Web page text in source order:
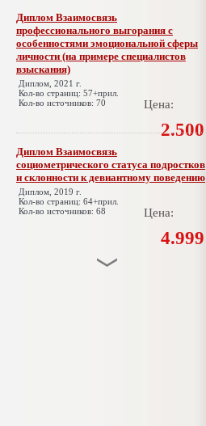
Диплом Взаимосвязь
профессионального выгорания с
особенностями эмоциональной сферы
личности (на примере специалистов
взыскания)
Диплом, 2021 г.
Кол-во страниц: 57+прил.
Кол-во источников: 70
Цена:
2.500
Диплом Взаимосвязь
социометрического статуса подростков
и склонности к девиантному поведению
Диплом, 2019 г.
Кол-во страниц: 64+прил.
Кол-во источников: 68
Цена:
4.999